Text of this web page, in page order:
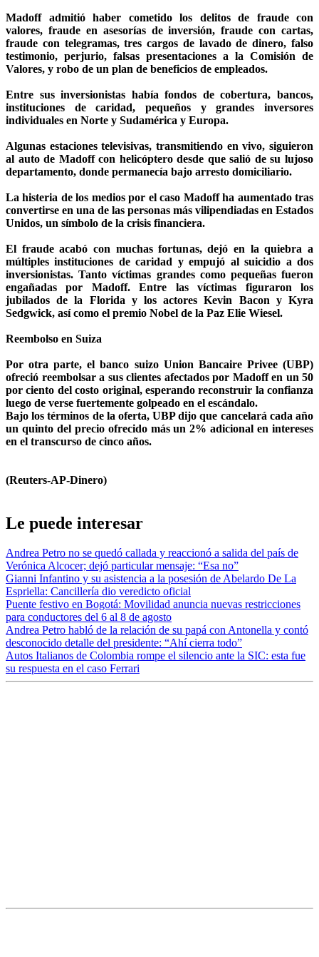
Madoff admitió haber cometido los delitos de fraude con
valores, fraude en asesorías de inversión, fraude con cartas,
fraude con telegramas, tres cargos de lavado de dinero, falso
testimonio, perjurio, falsas presentaciones a la Comisión de
Valores, y robo de un plan de beneficios de empleados.
Entre sus inversionistas había fondos de cobertura, bancos,
instituciones de caridad, pequeños y grandes inversores
individuales en Norte y Sudamérica y Europa.
Algunas estaciones televisivas, transmitiendo en vivo, siguieron
al auto de Madoff con helicóptero desde que salió de su lujoso
departamento, donde permanecía bajo arresto domiciliario.
La histeria de los medios por el caso Madoff ha aumentado tras
convertirse en una de las personas más vilipendiadas en Estados
Unidos, un símbolo de la crisis financiera.
El fraude acabó con muchas fortunas, dejó en la quiebra a
múltiples instituciones de caridad y empujó al suicidio a dos
inversionistas. Tanto víctimas grandes como pequeñas fueron
engañadas por Madoff. Entre las víctimas figuraron los
jubilados de la Florida y los actores Kevin Bacon y Kyra
Sedgwick, así como el premio Nobel de la Paz Elie Wiesel.
Reembolso en Suiza
Por otra parte, el banco suizo Union Bancaire Privee (UBP)
ofreció reembolsar a sus clientes afectados por Madoff en un 50
por ciento del costo original, esperando reconstruir la confianza
luego de verse fuertemente golpeado en el escándalo.
Bajo los términos de la oferta, UBP dijo que cancelará cada año
un quinto del precio ofrecido más un 2% adicional en intereses
en el transcurso de cinco años.
(Reuters-AP-Dinero)
Le puede interesar
Andrea Petro no se quedó callada y reaccionó a salida del país de
Verónica Alcocer; dejó particular mensaje: “Esa no”
Gianni Infantino y su asistencia a la posesión de Abelardo De La
Espriella: Cancillería dio veredicto oficial
Puente festivo en Bogotá: Movilidad anuncia nuevas restricciones
para conductores del 6 al 8 de agosto
Andrea Petro habló de la relación de su papá con Antonella y contó
desconocido detalle del presidente: “Ahí cierra todo”
Autos Italianos de Colombia rompe el silencio ante la SIC: esta fue
su respuesta en el caso Ferrari